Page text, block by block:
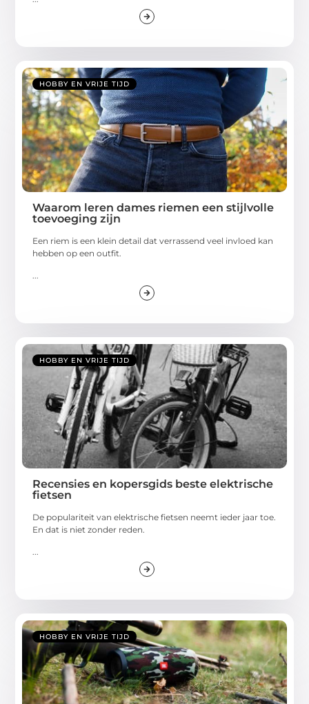
HOBBY EN VRIJE TIJD
Waarom leren dames riemen een stijlvolle
toevoeging zijn
Een riem is een klein detail dat verrassend veel invloed kan
hebben op een outfit.
...
HOBBY EN VRIJE TIJD
Recensies en kopersgids beste elektrische
fietsen
De populariteit van elektrische fietsen neemt ieder jaar toe.
En dat is niet zonder reden.
...
HOBBY EN VRIJE TIJD